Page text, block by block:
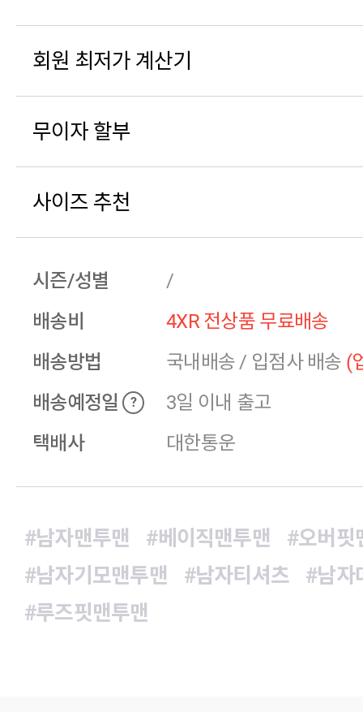
회원 최저가 계산기
무이자 할부
사이즈 추천
시즌/성별
/
배송비
4XR 전상품 무료배송
배송방법
국내배송 / 입점사 배송 (
배송예정일
?
3일 이내 출고
택배사
대한통운
#남자맨투맨 #베이직맨투맨
#오버핏
#남자기모맨투맨
#남자티셔츠
#남자
#루즈핏맨투맨